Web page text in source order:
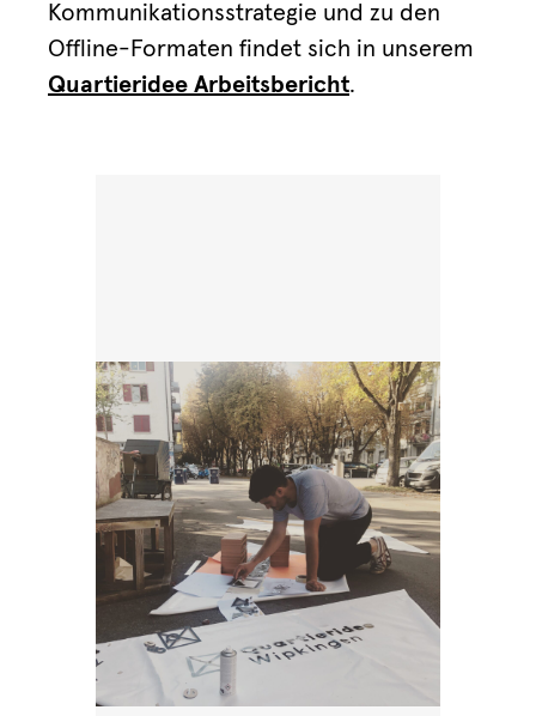
Kommunikationsstrategie und zu den
Offline-Formaten findet sich in unserem
Quartieridee Arbeitsbericht.